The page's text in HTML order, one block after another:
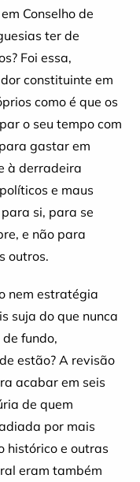
Conselho de
ter de
Foi essa,
constituinte em
como é que os
o seu tempo com
gastar em
à derradeira
e maus
si, para se
e não para
outros.
nem estratégia
suja do que nunca
fundo,
estão? A revisão
acabar em seis
de quem
por mais
histórico e outras
eram também